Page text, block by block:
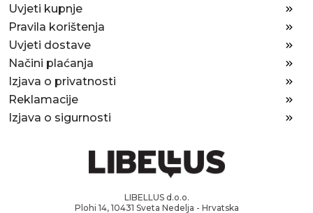
Uvjeti kupnje
Pravila korištenja
Uvjeti dostave
Načini plaćanja
Izjava o privatnosti
Reklamacije
Izjava o sigurnosti
LIBELLUS d.o.o.
Plohi 14, 10431 Sveta Nedelja - Hrvatska